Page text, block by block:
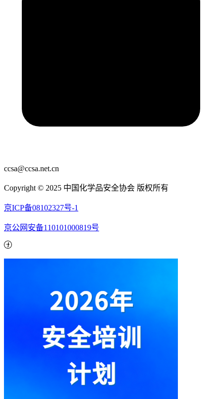
ccsa@ccsa.net.cn
Copyright © 2025 中国化学品安全协会 版权所有
京ICP备08102327号-1
京公网安备110101000819号